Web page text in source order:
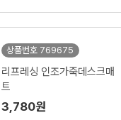
상품번호 769675
리프레싱 인조가죽데스크매
트
3,780원